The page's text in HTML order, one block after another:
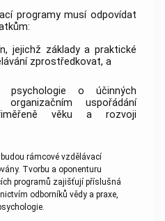
programy musí odpovídat
jejichž základy a praktické
zprostředkovat, a
psychologie o účinných
uspořádání
věku a rozvoji
rámcové vzdělávací
Tvorbu a oponenturu
programů zajišťují příslušná
odborníků vědy a praxe,